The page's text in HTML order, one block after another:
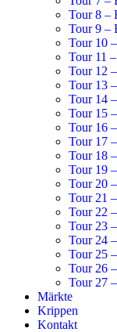
Tour 8 –
Tour 9 –
Tour 10
Tour 11
Tour 12
Tour 13
Tour 14
Tour 15
Tour 16
Tour 17
Tour 18
Tour 19
Tour 20
Tour 21
Tour 22
Tour 23
Tour 24
Tour 25
Tour 26
Tour 27
Märkte
Krippen
Kontakt